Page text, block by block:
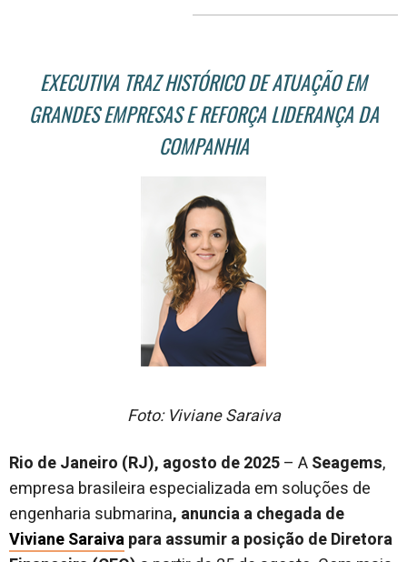
no no
EXECUTIVA TRAZ HISTÓRICO DE ATUAÇÃO EM
GRANDES EMPRESAS E REFORÇA LIDERANÇA DA
COMPANHIA
Foto: Viviane Saraiva
Rio de Janeiro (RJ), agosto de 2025– ASeagems,
empresa brasileira especializada em soluções de
engenharia submarina, anuncia a chegada de
Viviane Saraivapara assumir a posição de Diretora